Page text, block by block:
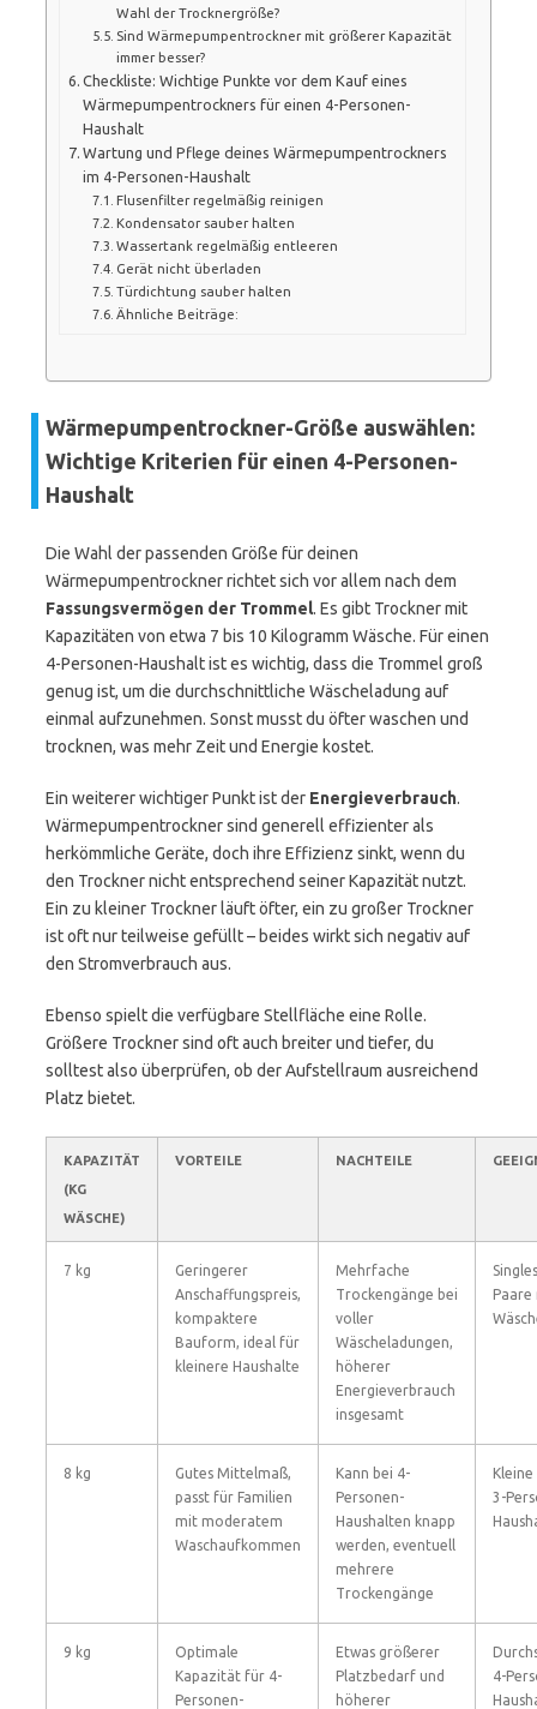
Wahl der Trocknergröße?
Sind Wärmepumpentrockner mit größerer Kapazität
immer besser?
Checkliste: Wichtige Punkte vor dem Kauf eines
Wärmepumpentrockners für einen 4-Personen-
Haushalt
Wartung und Pflege deines Wärmepumpentrockners
im 4-Personen-Haushalt
Flusenfilter regelmäßig reinigen
Kondensator sauber halten
Wassertank regelmäßig entleeren
Gerät nicht überladen
Türdichtung sauber halten
Ähnliche Beiträge:
Wärmepumpentrockner-Größe auswählen:
Wichtige Kriterien für einen 4-Personen-
Haushalt
Die Wahl der passenden Größe für deinen
Wärmepumpentrockner richtet sich vor allem nach dem
Fassungsvermögen der Trommel. Es gibt Trockner mit
Kapazitäten von etwa 7 bis 10 Kilogramm Wäsche. Für einen
4-Personen-Haushalt ist es wichtig, dass die Trommel groß
genug ist, um die durchschnittliche Wäscheladung auf
einmal aufzunehmen. Sonst musst du öfter waschen und
trocknen, was mehr Zeit und Energie kostet.
Ein weiterer wichtiger Punkt ist der Energieverbrauch.
Wärmepumpentrockner sind generell effizienter als
herkömmliche Geräte, doch ihre Effizienz sinkt, wenn du
den Trockner nicht entsprechend seiner Kapazität nutzt.
Ein zu kleiner Trockner läuft öfter, ein zu großer Trockner
ist oft nur teilweise gefüllt – beides wirkt sich negativ auf
den Stromverbrauch aus.
Ebenso spielt die verfügbare Stellfläche eine Rolle.
Größere Trockner sind oft auch breiter und tiefer, du
solltest also überprüfen, ob der Aufstellraum ausreichend
Platz bietet.
KAPAZITÄT
(KG
WÄSCHE)
VORTEILE NACHTEILE
7 kg
Geringerer
Anschaffungspreis,
kompaktere
Bauform, ideal für
kleinere Haushalte
Mehrfache
Trockengänge bei
voller
Wäscheladungen,
höherer
Energieverbrauch
insgesamt
Paare
8 kg
Gutes Mittelmaß,
passt für Familien
mit moderatem
Waschaufkommen
Kann bei 4-
Personen-
Haushalten knapp
werden, eventuell
mehrere
Trockengänge
Kleine
3-
9 kg
Optimale
Kapazität für 4-
Personen-
Etwas größerer
Platzbedarf und
höherer
4-